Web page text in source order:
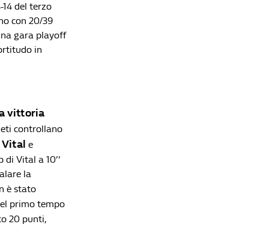
del terzo
con 20/39
gara playoff
in
vittoria
controllano
Vital e
Vital a 10’’
la
è stato
primo tempo
20 punti,